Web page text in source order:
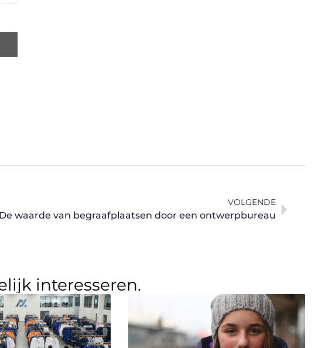
VOLGENDE
De waarde van begraafplaatsen door een ontwerpbureau
interesseren.